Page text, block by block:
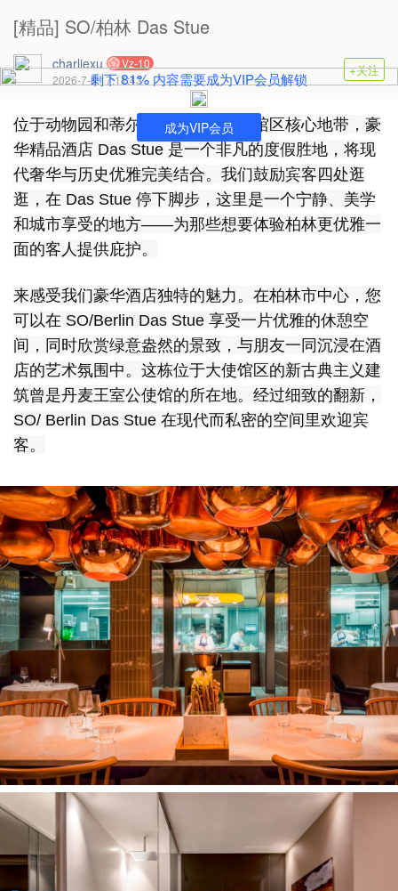
[精品] SO/柏林 Das Stue
charliexu
Vz-10
2026-7-8 17:11:43
+关注
位于动物园和蒂尔加滕之间的大使馆区核心地带，豪
华精品酒店 Das Stue 是一个非凡的度假胜地，将现
代奢华与历史优雅完美结合。我们鼓励宾客四处逛
逛，在 Das Stue 停下脚步，这里是一个宁静、美学
和城市享受的地方——为那些想要体验柏林更优雅一
面的客人提供庇护。
来感受我们豪华酒店独特的魅力。在柏林市中心，您
可以在 SO/Berlin Das Stue 享受一片优雅的休憩空
间，同时欣赏绿意盎然的景致，与朋友一同沉浸在酒
店的艺术氛围中。这栋位于大使馆区的新古典主义建
筑曾是丹麦王室公使馆的所在地。经过细致的翻新，
SO/ Berlin Das Stue 在现代而私密的空间里欢迎宾
客。
剩下81% 内容需要成为VIP会员解锁
成为VIP会员